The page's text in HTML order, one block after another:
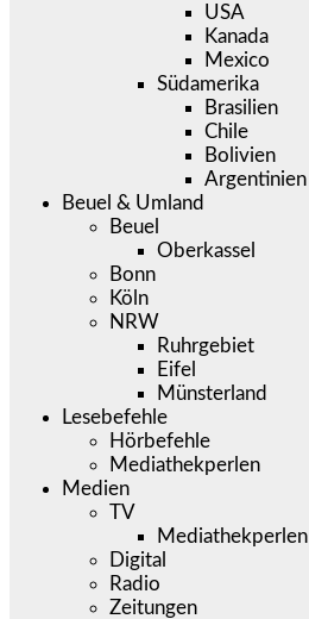
USA
Kanada
Mexico
Südamerika
Brasilien
Chile
Bolivien
Argentinien
Beuel & Umland
Beuel
Oberkassel
Bonn
Köln
NRW
Ruhrgebiet
Eifel
Münsterland
Lesebefehle
Hörbefehle
Mediathekperlen
Medien
TV
Mediathekperlen
Digital
Radio
Zeitungen